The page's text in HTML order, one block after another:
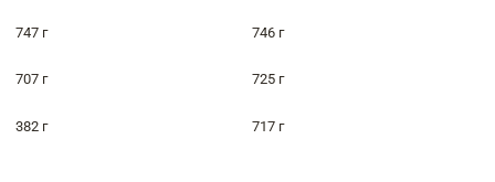
747 г 746 г
707 г 725 г
382 г 717 г